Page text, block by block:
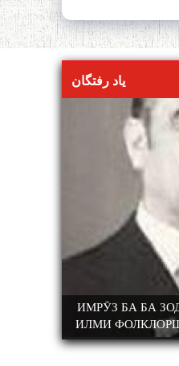
یاد رفتگان
ИМРӮЗ БА БА
ИЛМИ
РАҶАБ